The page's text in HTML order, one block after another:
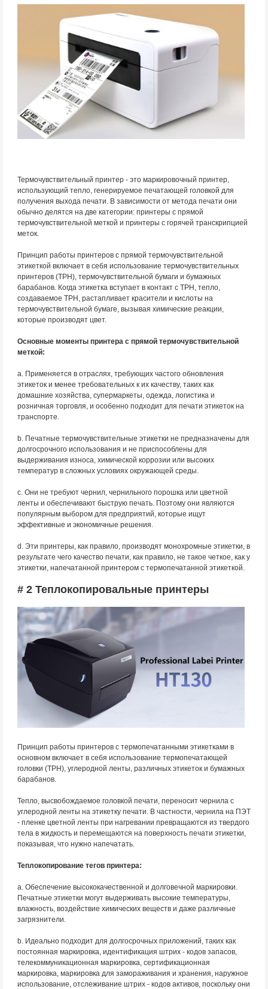
Термочувствительный принтер - это маркировочный принтер,
использующий тепло, генерируемое печатающей головкой для
получения выхода печати. В зависимости от метода печати они
обычно делятся на две категории: принтеры с прямой
термочувствительной меткой и принтеры с горячей транскрипцией
меток.
Принцип работы принтеров с прямой термочувствительной
этикеткой включает в себя использование термочувствительных
принтеров (TPH), термочувствительной бумаги и бумажных
барабанов. Когда этикетка вступает в контакт с TPH, тепло,
создаваемое TPH, растапливает красители и кислоты на
термочувствительной бумаге, вызывая химические реакции,
которые производят цвет.
Основные моменты принтера с прямой термочувствительной
меткой:
a. Применяется в отраслях, требующих частого обновления
этикеток и менее требовательных к их качеству, таких как
домашние хозяйства, супермаркеты, одежда, логистика и
розничная торговля, и особенно подходит для печати этикеток на
транспорте.
b. Печатные термочувствительные этикетки не предназначены для
долгосрочного использования и не приспособлены для
выдерживания износа, химической коррозии или высоких
температур в сложных условиях окружающей среды.
c. Они не требуют чернил, чернильного порошка или цветной
ленты и обеспечивают быструю печать. Поэтому они являются
популярным выбором для предприятий, которые ищут
эффективные и экономичные решения.
d. Эти принтеры, как правило, производят монохромные этикетки, в
результате чего качество печати, как правило, не такое четкое, как у
этикетки, напечатанной принтером с термопечатанной этикеткой.
# 2 Теплокопировальные принтеры
Принцип работы принтеров с термопечатанными этикетками в
основном включает в себя использование термопечатающей
головки (TPH), углеродной ленты, различных этикеток и бумажных
барабанов.
Тепло, высвобождаемое головкой печати, переносит чернила с
углеродной ленты на этикетку печати. В частности, чернила на ПЭТ
- пленке цветной ленты при нагревании превращаются из твердого
тела в жидкость и перемещаются на поверхность печати этикетки,
показывая, что нужно напечатать.
Теплокопирование тегов принтера:
a. Обеспечение высококачественной и долговечной маркировки.
Печатные этикетки могут выдерживать высокие температуры,
влажность, воздействие химических веществ и даже различные
загрязнители.
b. Идеально подходит для долгосрочных приложений, таких как
постоянная маркировка, идентификация штрих - кодов запасов,
телекоммуникационная маркировка, сертификационная
маркировка, маркировка для замораживания и хранения, наружное
использование, отслеживание штрих - кодов активов, поскольку они